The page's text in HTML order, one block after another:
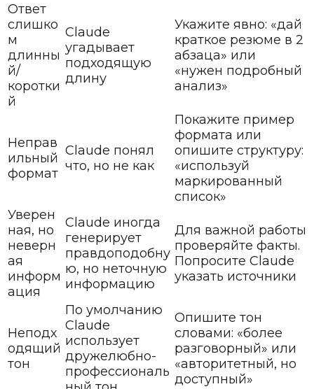
Ответ
слишко
м
длинны
й/
коротки
й
Claude
угадывает
подходящую
длину
Укажите явно: «дай
краткое резюме в 2
абзаца» или
«нужен подробный
анализ»
Неправ
ильный
формат
Claude понял
что, но не как
Покажите пример
формата или
опишите структуру:
«используй
маркированный
список»
Уверен
ная, но
неверн
ая
информ
ация
Claude иногда
генерирует
правдоподобну
ю, но неточную
информацию
Для важной работы
проверяйте факты.
Попросите Claude
указать источники
Неподх
одящий
тон
По умолчанию
Claude
использует
дружелюбно-
профессиональ
Опишите тон
словами: «более
разговорный» или
«авторитетный, но
доступный»